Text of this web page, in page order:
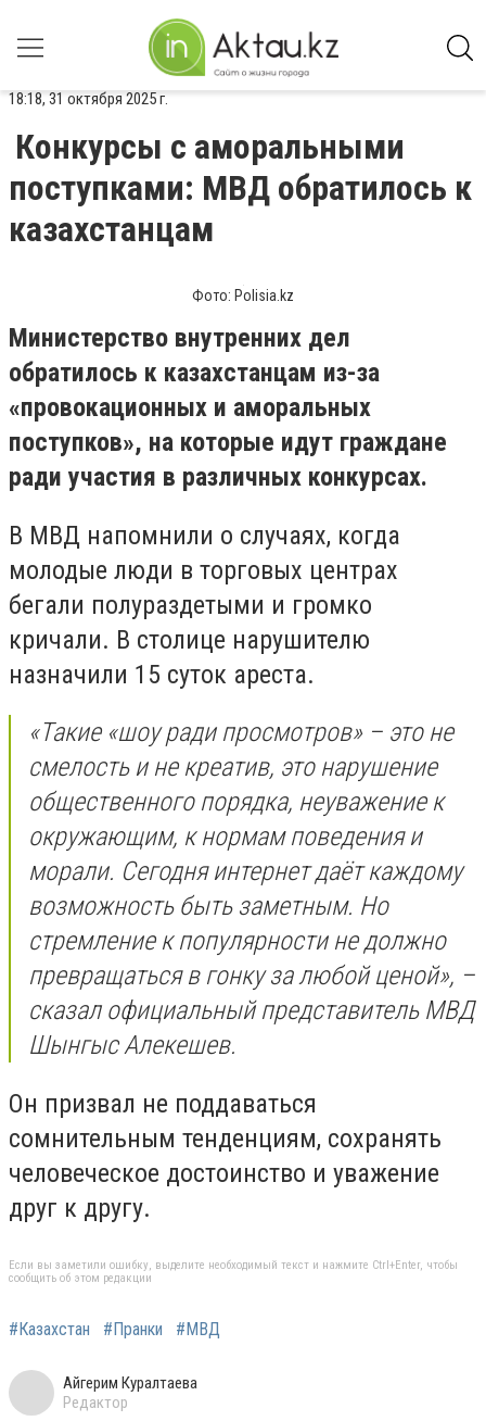
18:18, 31 октября 2025 г.
Конкурсы с аморальными
поступками: МВД обратилось к
казахстанцам
Фото: Polisia.kz
Министерство внутренних дел
обратилось к казахстанцам из-за
«провокационных и аморальных
поступков», на которые идут граждане
ради участия в различных конкурсах.
В МВД напомнили о случаях, когда
молодые люди в торговых центрах
бегали полураздетыми и громко
кричали. В столице нарушителю
назначили 15 суток ареста.
«Такие «шоу ради просмотров» – это не
смелость и не креатив, это нарушение
общественного порядка, неуважение к
окружающим, к нормам поведения и
морали. Сегодня интернет даёт каждому
возможность быть заметным. Но
стремление к популярности не должно
превращаться в гонку за любой ценой», –
сказал официальный представитель МВД
Шынгыс Алекешев.
Он призвал не поддаваться
сомнительным тенденциям, сохранять
человеческое достоинство и уважение
друг к другу.
Если вы заметили ошибку, выделите необходимый текст и нажмите Ctrl+Enter, чтобы
сообщить об этом редакции
#Казахстан #Пранки #МВД
Айгерим Куралтаева
Редактор